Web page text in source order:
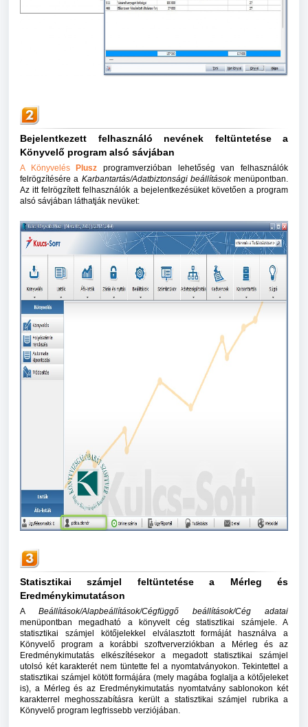
Bejelentkezett felhasználó nevének feltüntetése a
Könyvelő program alsó sávjában
A KönyvelésPluszprogramverzióban lehetőség van felhasználók
felrögzítésére a Karbantartás/Adatbiztonsági beállításokmenüpontban.
Az itt felrögzített felhasználók a bejelentkezésüket követően a program
alsó sávjában láthatják nevüket:
Statisztikai számjel feltüntetése a Mérleg és
Eredménykimutatáson
A Beállítások/Alapbeállítások/Cégfüggő beállítások/Cég adatai
menüpontban megadható a könyvelt cég statisztikai számjele. A
statisztikai számjel kötőjelekkel elválasztott formáját használva a
Könyvelő program a korábbi szoftververziókban a Mérleg és az
Eredménykimutatás elkészítésekor a megadott statisztikai számjel
utolsó két karakterét nem tüntette fel a nyomtatványokon. Tekintettel a
statisztikai számjel kötött formájára (mely magába foglalja a kötőjeleket
is), a Mérleg és az Eredménykimutatás nyomtatvány sablonokon két
karakterrel meghosszabításra került a statisztikai számjel rubrika a
Könyvelő program legfrissebb verziójában.